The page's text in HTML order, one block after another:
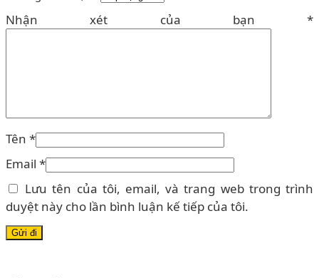
Nhận xét của bạn *
Tên *
Email *
Lưu tên của tôi, email, và trang web trong trình
duyệt này cho lần bình luận kế tiếp của tôi.